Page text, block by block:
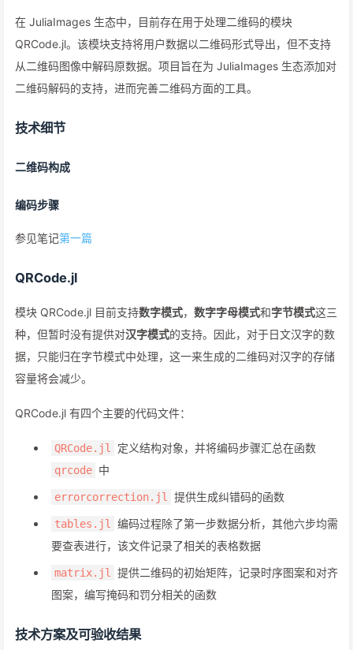
在 JuliaImages 生态中，目前存在用于处理二维码的模块
QRCode.jl。该模块支持将用户数据以二维码形式导出，但不支持
从二维码图像中解码原数据。项目旨在为 JuliaImages 生态添加对
二维码解码的支持，进而完善二维码方面的工具。
技术细节
二维码构成
编码步骤
参见笔记第一篇
QRCode.jl
模块 QRCode.jl 目前支持数字模式， 数字字母模式和字节模式这三
种，但暂时没有提供对汉字模式的支持。因此，对于日文汉字的数
据，只能归在字节模式中处理，这一来生成的二维码对汉字的存储
容量将会减少。
QRCode.jl 有四个主要的代码文件：
QRCode.jl 定义结构对象，并将编码步骤汇总在函数
qrcode 中
errorcorrection.jl 提供生成纠错码的函数
tables.jl
编码过程除了第一步数据分析，其他六步均需
要查表进行，该文件记录了相关的表格数据
matrix.jl
提供二维码的初始矩阵，记录时序图案和对齐
图案，编写掩码和罚分相关的函数
技术方案及可验收结果